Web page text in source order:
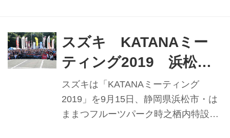
スズキ KATANAミー
ティング2019 浜松に
1000台超が集結
スズキは「KATANAミーティング
2019」を9月15日、静岡県浜松市・は
ままつフルーツパーク時之栖内特設会